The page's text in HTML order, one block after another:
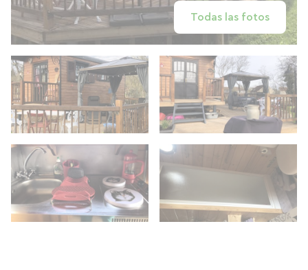
Todas las fotos